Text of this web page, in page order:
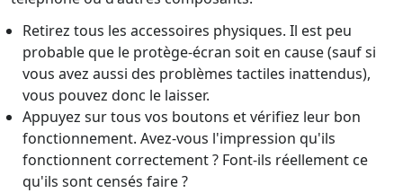
Retirez tous les accessoires physiques. Il est peu
probable que le protège-écran soit en cause (sauf si
vous avez aussi des problèmes tactiles inattendus),
vous pouvez donc le laisser.
Appuyez sur tous vos boutons et vérifiez leur bon
fonctionnement. Avez-vous l'impression qu'ils
fonctionnent correctement ? Font-ils réellement ce
qu'ils sont censés faire ?